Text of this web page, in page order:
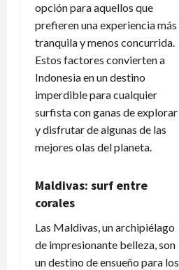
opción para aquellos que
prefieren una experiencia más
tranquila y menos concurrida.
Estos factores convierten a
Indonesia en un destino
imperdible para cualquier
surfista con ganas de explorar
y disfrutar de algunas de las
mejores olas del planeta.
Maldivas: surf entre
corales
Las Maldivas, un archipiélago
de impresionante belleza, son
un destino de ensueño para los